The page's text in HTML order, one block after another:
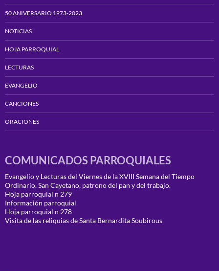
50 ANIVERSARIO 1973-2023
NOTICIAS
HOJA PARROQUIAL
LECTURAS
EVANGELIO
CANCIONES
ORACIONES
COMUNICADOS PARROQUIALES
Evangelio y Lecturas del Viernes de la XVIII Semana del Tiempo
Ordinario. San Cayetano, patrono del pan y del trabajo.
Hoja parroquial n 279
Información parroquial
Hoja parroquial n 278
Visita de las reliquias de Santa Bernardita Soubirous